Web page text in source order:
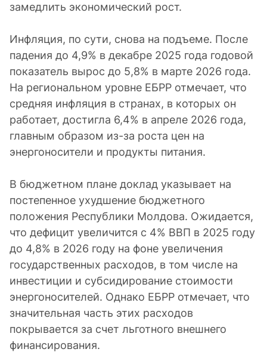
замедлить экономический рост.
Инфляция, по сути, снова на подъеме. После
падения до 4,9% в декабре 2025 года годовой
показатель вырос до 5,8% в марте 2026 года.
На региональном уровне ЕБРР отмечает, что
средняя инфляция в странах, в которых он
работает, достигла 6,4% в апреле 2026 года,
главным образом из-за роста цен на
энергоносители и продукты питания.
В бюджетном плане доклад указывает на
постепенное ухудшение бюджетного
положения Республики Молдова. Ожидается,
что дефицит увеличится с 4% ВВП в 2025 году
до 4,8% в 2026 году на фоне увеличения
государственных расходов, в том числе на
инвестиции и субсидирование стоимости
энергоносителей. Однако ЕБРР отмечает, что
значительная часть этих расходов
покрывается за счет льготного внешнего
финансирования.